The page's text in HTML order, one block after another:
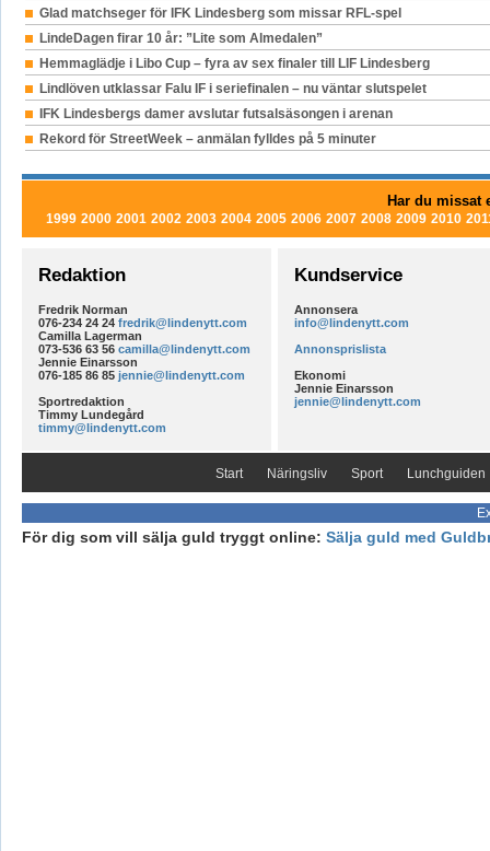
Glad matchseger för IFK Lindesberg som missar RFL-spel
LindeDagen firar 10 år: ”Lite som Almedalen”
Hemmaglädje i Libo Cup – fyra av sex finaler till LIF Lindesberg
Lindlöven utklassar Falu IF i seriefinalen – nu väntar slutspelet
IFK Lindesbergs damer avslutar futsalsäsongen i arenan
Rekord för StreetWeek – anmälan fylldes på 5 minuter
Har du missat
1999 2000 2001 2002 2003 2004 2005 2006 2007 2008 2009 2010
Redaktion
Fredrik Norman
076-234 24 24 fredrik@lindenytt.com
Camilla Lagerman
073-536 63 56 camilla@lindenytt.com
Jennie Einarsson
076-185 86 85 jennie@lindenytt.com
Sportredaktion
Timmy Lundegård
timmy@lindenytt.com
Kundservice
Annonsera
info@lindenytt.com
Annonsprislista
Ekonomi
Jennie Einarsson
jennie@lindenytt.com
Start Näringsliv Sport Lunchguiden
För dig som vill sälja guld tryggt online: Sälja guld med